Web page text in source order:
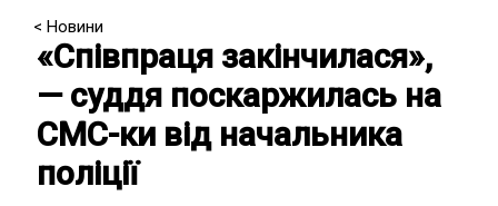
< Новини
«Співпраця закінчилася»,
— суддя поскаржилась на
СМС-ки від начальника
поліції